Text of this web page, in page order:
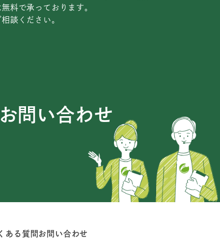
料で承っております。
談ください。
問い合わせ
ある質問お問い合わせ